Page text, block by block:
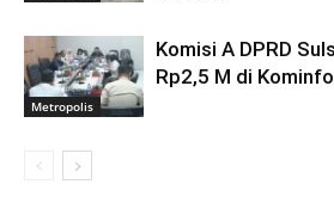
Metropolis
Komisi A DPRD
Rp2,5 M di Kominfo